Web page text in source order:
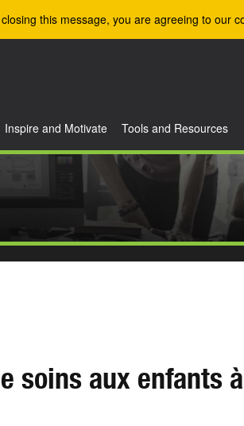
this message, you are agreeing to our
Inspire and Motivate Tools and Resources
soins aux enfants